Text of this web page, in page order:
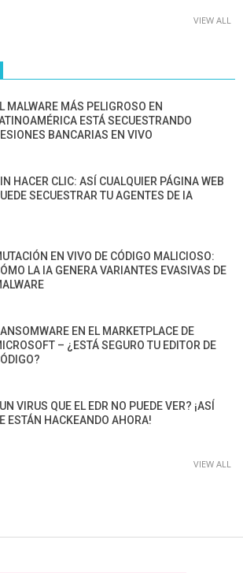
VIEW ALL
MALWARE MÁS PELIGROSO EN
ESTÁ SECUESTRANDO
BANCARIAS EN VIVO
HACER CLIC: ASÍ CUALQUIER PÁGINA WEB
SECUESTRAR TU AGENTES DE IA
EN VIVO DE CÓDIGO MALICIOSO:
LA IA GENERA VARIANTES EVASIVAS DE
EN EL MARKETPLACE DE
– ¿ESTÁ SEGURO TU EDITOR DE
VIRUS QUE EL EDR NO PUEDE VER? ¡ASÍ
ESTÁN HACKEANDO AHORA!
VIEW ALL